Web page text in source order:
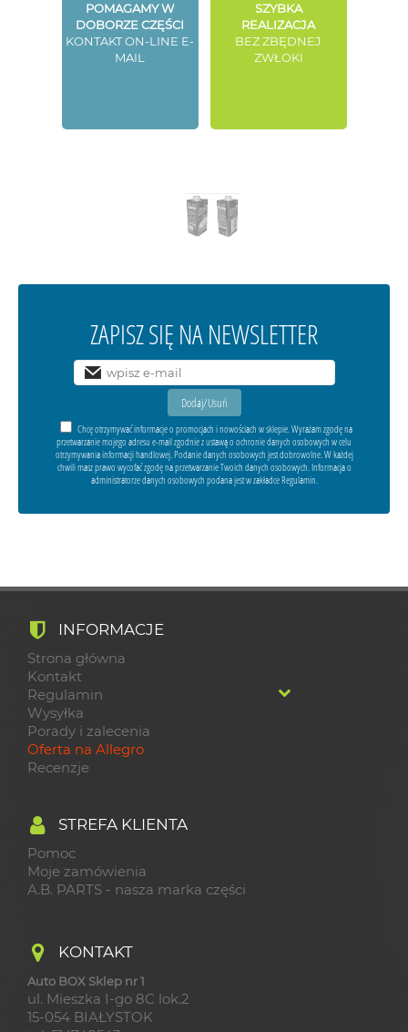
POMAGAMY W
DOBORZE CZĘŚCI
KONTAKT ON-LINE E-
MAIL
SZYBKA
REALIZACJA
BEZ ZBĘDNEJ
ZWŁOKI
ZAPISZ SIĘ NA NEWSLETTER
Chcę otrzymywać informacje o promocjach i nowościach w sklepie. Wyrażam zgodę na
przetwarzanie mojego adresu e-mail zgodnie z ustawą o ochronie danych osobowych w celu
otrzymywania informacji handlowej. Podanie danych osobowych jest dobrowolne. W każdej
chwili masz prawo wycofać zgodę na przetwarzanie Twoich danych osobowych. Informacja o
administratorze danych osobowych podana jest w zakładce Regulamin.
INFORMACJE
Strona główna
Kontakt
Regulamin
Wysyłka
Porady i zalecenia
Oferta na Allegro
Recenzje
STREFA KLIENTA
Pomoc
Moje zamówienia
A.B. PARTS - nasza marka części
KONTAKT
Auto BOX Sklep nr 1
ul. Mieszka I-go 8C lok.2
15-054 BIAŁYSTOK